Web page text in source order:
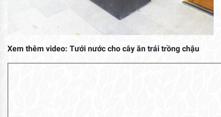
Xem thêm video: Tưới nước cho cây ăn trái trồng chậu